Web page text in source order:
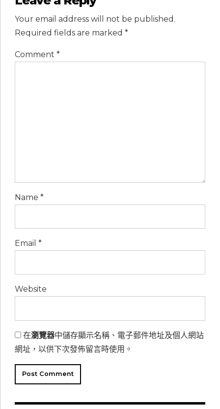
Your email address will not be published.
Required fields are marked *
Comment *
Name *
Email *
Website
在瀏覽器中儲存顯示名稱、電子郵件地址及個人網站
網址，以供下次發佈留言時使用。
Post Comment